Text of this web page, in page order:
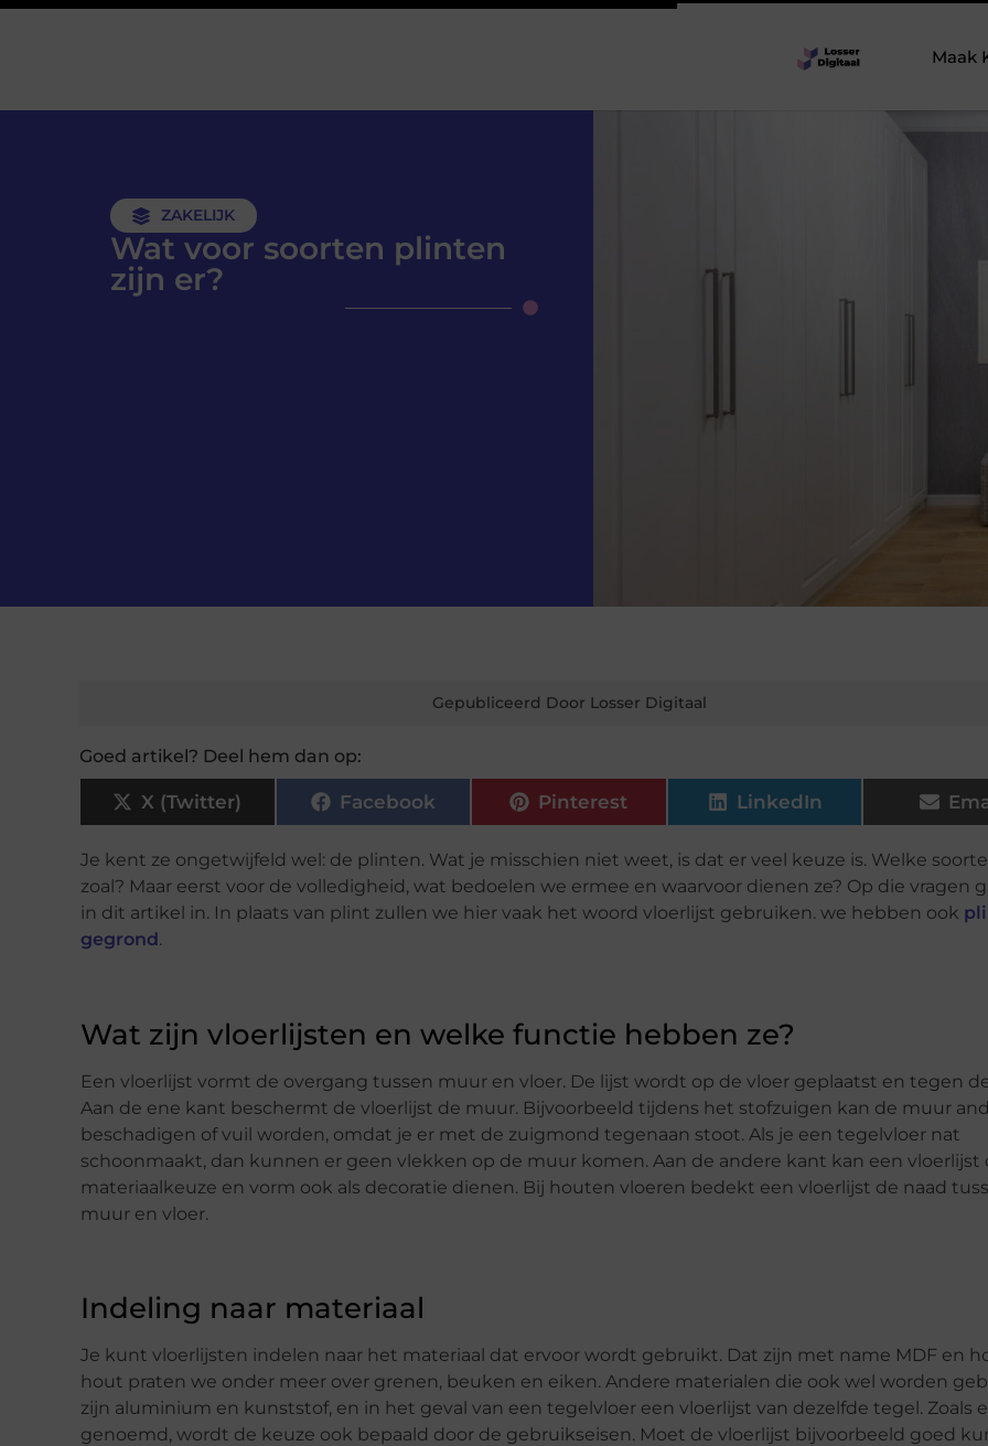
Maak
ZAKELIJK
Wat voor soorten plinten
zijn er?
Gepubliceerd Door Losser Digitaal
Goed artikel? Deel hem dan op:
X (Twitter) Facebook Pinterest LinkedIn
Je kent ze ongetwijfeld wel: de plinten. Wat je misschien niet weet, is dat er veel keuze is. Welke
zoal? Maar eerst voor de volledigheid, wat bedoelen we ermee en waarvoor dienen ze? Op die vragen
in dit artikel in. In plaats van plint zullen we hier vaak het woord vloerlijst gebruiken. we hebben ook
gegrond .
Wat zijn vloerlijsten en welke functie hebben ze?
Een vloerlijst vormt de overgang tussen muur en vloer. De lijst wordt op de vloer geplaatst en tegen
Aan de ene kant beschermt de vloerlijst de muur. Bijvoorbeeld tijdens het stofzuigen kan de muur
beschadigen of vuil worden, omdat je er met de zuigmond tegenaan stoot. Als je een tegelvloer nat
schoonmaakt, dan kunnen er geen vlekken op de muur komen. Aan de andere kant kan een vloerlijst
materiaalkeuze en vorm ook als decoratie dienen. Bij houten vloeren bedekt een vloerlijst de naad
muur en vloer.
Indeling naar materiaal
Je kunt vloerlijsten indelen naar het materiaal dat ervoor wordt gebruikt. Dat zijn met name MDF en
hout praten we onder meer over grenen, beuken en eiken. Andere materialen die ook wel worden
zijn aluminium en kunststof, en in het geval van een tegelvloer een vloerlijst van dezelfde tegel. Zoals
genoemd, wordt de keuze ook bepaald door de gebruikseisen. Moet de vloerlijst bijvoorbeeld goed